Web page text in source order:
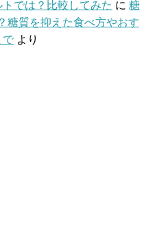
では？比較してみた に 糖
糖質を抑えた食べ方やおす
で より